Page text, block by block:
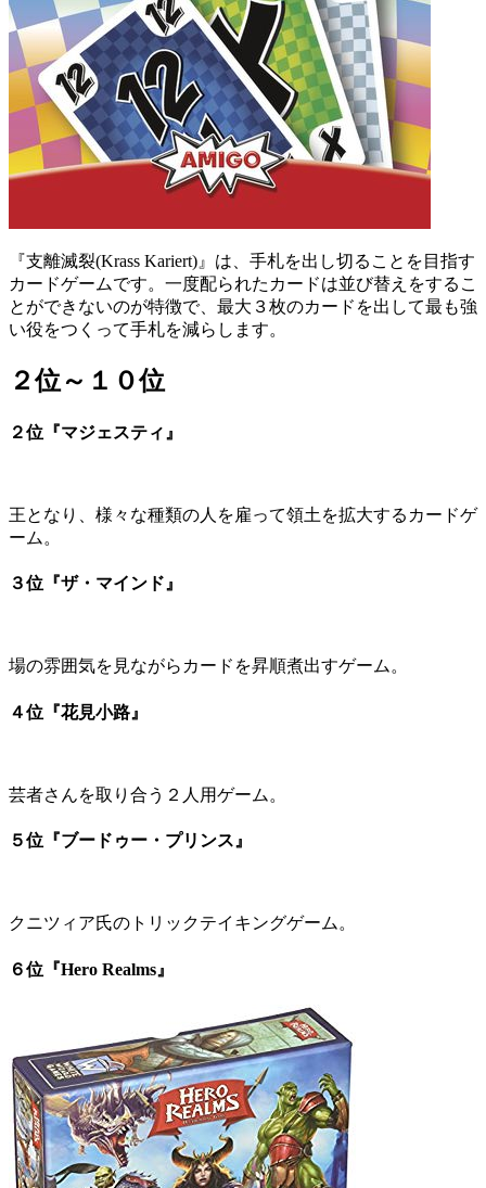
『支離滅裂(Krass Kariert)』は、手札を出し切ることを目指す
カードゲームです。一度配られたカードは並び替えをするこ
とができないのが特徴で、最大３枚のカードを出して最も強
い役をつくって手札を減らします。
２位～１０位
２位『マジェスティ』
王となり、様々な種類の人を雇って領土を拡大するカードゲ
ーム。
３位『ザ・マインド』
場の雰囲気を見ながらカードを昇順煮出すゲーム。
４位『花見小路』
芸者さんを取り合う２人用ゲーム。
５位『ブードゥー・プリンス』
クニツィア氏のトリックテイキングゲーム。
６位『Hero Realms』